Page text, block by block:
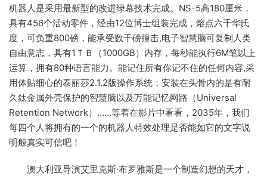
机器人是采用最新型的改进绿幕技术完成。NS-5高180厘米，
具有456个活动零件，经由12位博士组装完成，熔点六千华氏
度，可负重800磅，能承受数千磅撞击,电子智慧脑可复制人类
自由意志，具有1ＴＢ（1000GB）内存，每秒能执行6M笔以上
运算，拥有80种语言能力。能记住所有你记不住的任何内容,采
用体贴细心的泰丽莎2.1.2版操作系统；安装在头骨内的是有耐
久鈦金属外壳保护的智慧脑以及万能记忆网路（Universal
Retention Network）……等着在影片中看看，2035年，我们
每四个人将拥有的一个的机器人特效处理是否能如它的文字说
明般真实可信吧！
澳大利亚导演艾里克斯·布罗雅斯是一个制造幻想的天才，